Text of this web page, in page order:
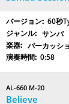
60秒
サンバ
パーカッシ
0:58
AL-660 M-20
Believe